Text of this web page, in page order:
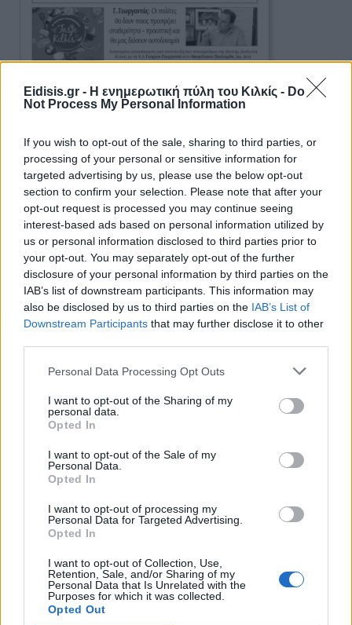
Eidisis.gr - Η ενημερωτική πύλη του Κιλκίς - Do
Not Process My Personal Information
If you wish to opt-out of the sale, sharing to third parties, or
processing of your personal or sensitive information for
targeted advertising by us, please use the below opt-out
section to confirm your selection. Please note that after your
opt-out request is processed you may continue seeing
interest-based ads based on personal information utilized by
us or personal information disclosed to third parties prior to
your opt-out. You may separately opt-out of the further
disclosure of your personal information by third parties on the
IAB’s list of downstream participants. This information may
also be disclosed by us to third parties on the IAB’s List of
Downstream Participants that may further disclose it to other
Personal Data Processing Opt Outs
I want to opt-out of the Sharing of my
personal data.
Opted In
I want to opt-out of the Sale of my
Personal Data.
Opted In
I want to opt-out of processing my
Personal Data for Targeted Advertising.
Opted In
I want to opt-out of Collection, Use,
Retention, Sale, and/or Sharing of my
Personal Data that Is Unrelated with the
Purposes for which it was collected.
Opted Out
Ειδήσεις 5-8-2026